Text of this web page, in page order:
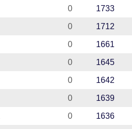
0 1733
0 1712
0 1661
0 1645
0 1642
0 1639
0 1636